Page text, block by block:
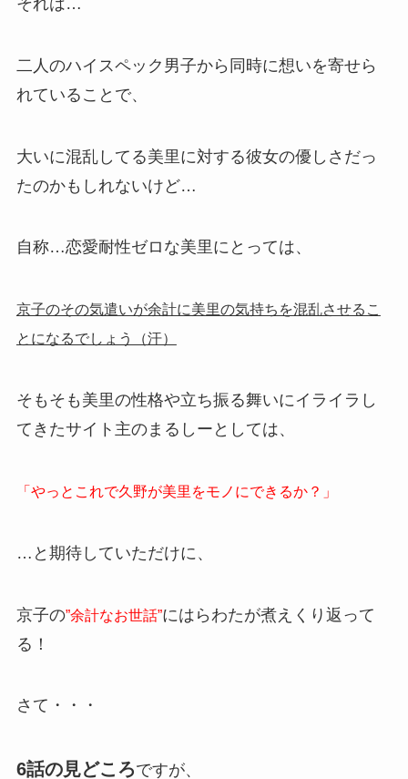
二人のハイスペック男子から同時に想いを寄せら
れていることで、
大いに混乱してる美里に対する彼女の優しさだっ
たのかもしれないけど…
自称…恋愛耐性ゼロな美里にとっては、
京子のその気遣いが余計に美里の気持ちを混乱させるこ
とになるでしょう（汗）
そもそも美里の性格や立ち振る舞いにイライラし
てきたサイト主のまるしーとしては、
「やっとこれで久野が美里をモノにできるか？」
…と期待していただけに、
京子の”余計なお世話”にはらわたが煮えくり返って
る！
さて・・・
6話の見どころですが、